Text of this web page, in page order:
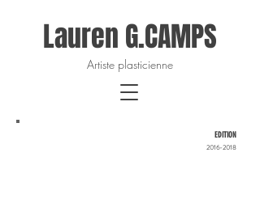
Lauren G.CAMPS
Artiste plasticienne
EDITION
2016-2018